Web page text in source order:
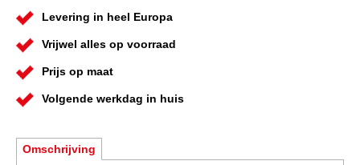
Levering in heel Europa
Vrijwel alles op voorraad
Prijs op maat
Volgende werkdag in huis
Omschrijving